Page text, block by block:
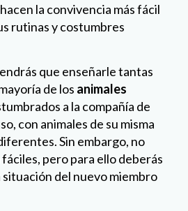
la convivencia más fácil
rutinas y costumbres
que enseñarle tantas
de los animales
a la compañía de
con animales de su misma
Sin embargo, no
pero para ello deberás
del nuevo miembro